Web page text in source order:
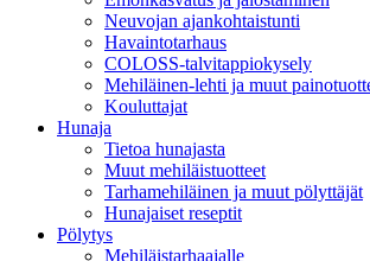
Neuvojan ajankohtaistunti
Havaintotarhaus
COLOSS-talvitappiokysely
Mehiläinen-lehti ja muut
Kouluttajat
Hunaja
Tietoa hunajasta
Muut mehiläistuotteet
Tarhamehiläinen ja muut pölyttäjät
Hunajaiset reseptit
Pölytys
Mehiläistarhaajalle